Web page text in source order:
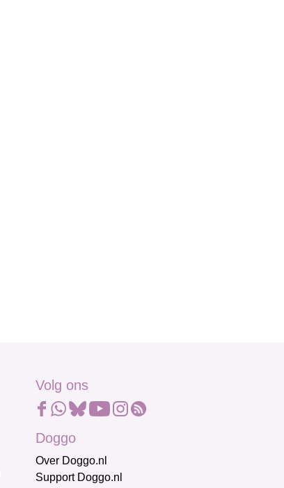
Volg ons
Doggo
Over Doggo.nl
Support Doggo.nl